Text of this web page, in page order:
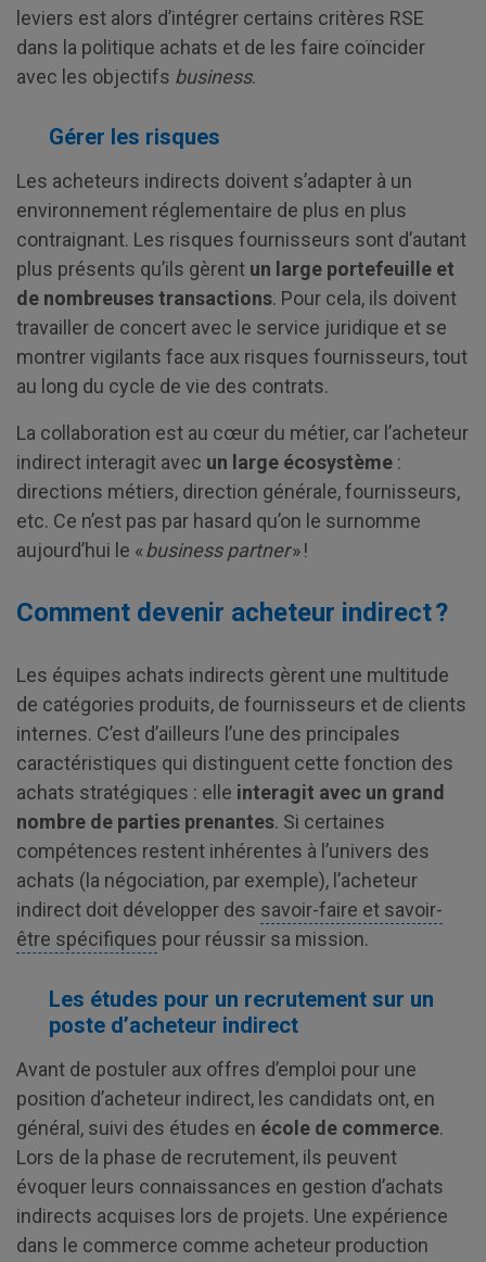
leviers est alors d’intégrer certains critères RSE
dans la politique achats et de les faire coïncider
avec les objectifs business.
Gérer les risques
Les acheteurs indirects doivent s’adapter à un
environnement réglementaire de plus en plus
contraignant. Les risques fournisseurs sont d’autant
plus présents qu’ils gèrent un large portefeuille et
de nombreuses transactions. Pour cela, ils doivent
travailler de concert avec le service juridique et se
montrer vigilants face aux risques fournisseurs, tout
au long du cycle de vie des contrats.
La collaboration est au cœur du métier, car l’acheteur
indirect interagit avec un large écosystème :
directions métiers, direction générale, fournisseurs,
etc. Ce n’est pas par hasard qu’on le surnomme
aujourd’hui le «business partner» !
Comment devenir acheteur indirect ?
Les équipes achats indirects gèrent une multitude
de catégories produits, de fournisseurs et de clients
internes. C’est d’ailleurs l’une des principales
caractéristiques qui distinguent cette fonction des
achats stratégiques : elle interagit avec un grand
nombre de parties prenantes. Si certaines
compétences restent inhérentes à l’univers des
achats (la négociation, par exemple), l’acheteur
indirect doit développer des savoir-faire et savoir-
être spécifiques pour réussir sa mission.
Les études pour un recrutement sur un
poste d’acheteur indirect
Avant de postuler aux offres d’emploi pour une
position d’acheteur indirect, les candidats ont, en
général, suivi des études en école de commerce.
Lors de la phase de recrutement, ils peuvent
évoquer leurs connaissances en gestion d’achats
indirects acquises lors de projets. Une expérience
dans le commerce comme acheteur production